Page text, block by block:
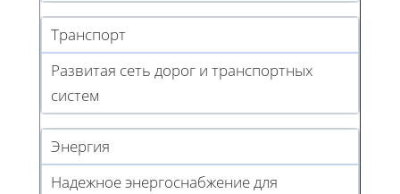
Транспорт
Развитая сеть дорог и транспортных
систем
Энергия
Надежное энергоснабжение для